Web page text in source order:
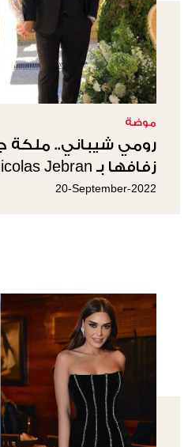
موضة
زفافها بـ Nicolas Jebran
20-September-2022